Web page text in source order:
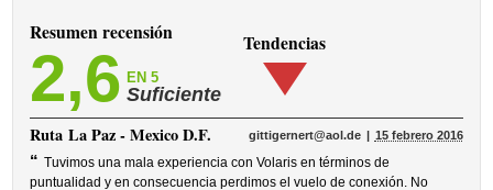
Resumen recensión
2,6 EN 5
Suficiente
Tendencias
RutaLa Paz - Mexico D.F. gittigernert@aol.de 15 febrero 2016
“ Tuvimos una mala experiencia con Volaris en términos de
puntualidad y en consecuencia perdimos el vuelo de conexión. No